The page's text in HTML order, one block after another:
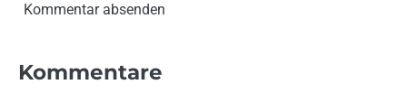
Kommentar absenden
Kommentare